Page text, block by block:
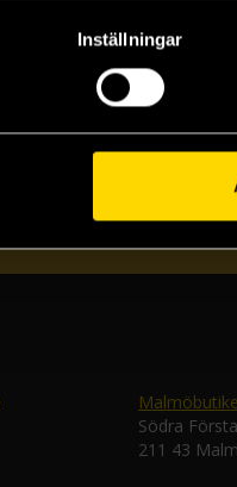
Inställningar
Södra
211 43